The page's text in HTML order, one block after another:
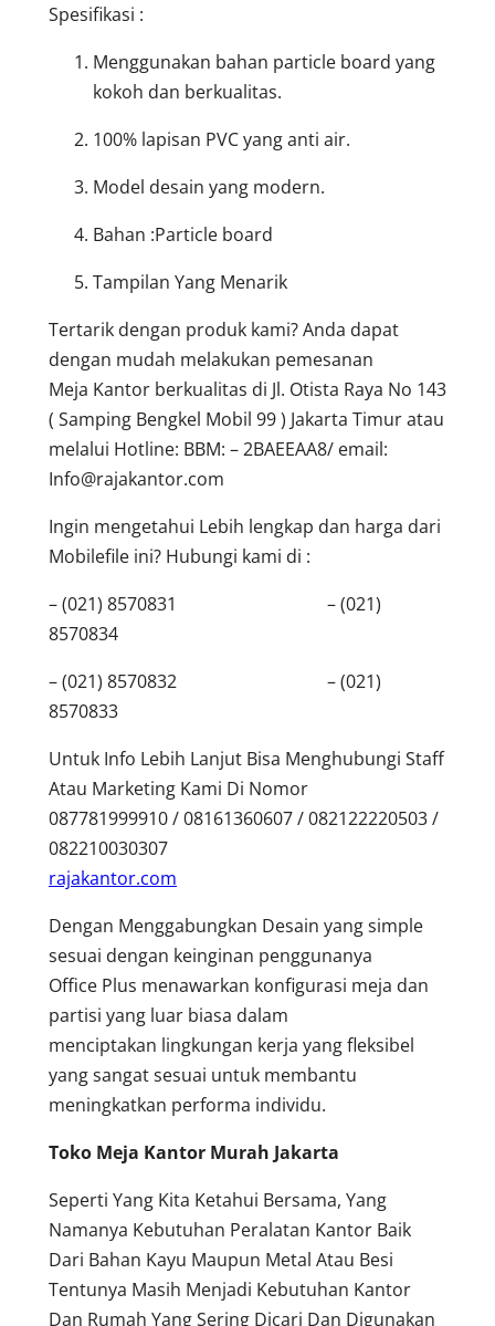
Spesifikasi :
Menggunakan bahan particle board yang
kokoh dan berkualitas.
100% lapisan PVC yang anti air.
Model desain yang modern.
Bahan :Particle board
Tampilan Yang Menarik
Tertarik dengan produk kami? Anda dapat
dengan mudah melakukan pemesanan
Meja Kantor berkualitas di Jl. Otista Raya No 143
( Samping Bengkel Mobil 99 ) Jakarta Timur atau
melalui Hotline: BBM: – 2BAEEAA8/ email:
Info@rajakantor.com
Ingin mengetahui Lebih lengkap dan harga dari
Mobilefile ini? Hubungi kami di :
– (021) 8570831 – (021)
8570834
– (021) 8570832 – (021)
8570833
Untuk Info Lebih Lanjut Bisa Menghubungi Staff
Atau Marketing Kami Di Nomor
087781999910 / 08161360607 / 082122220503 /
082210030307
rajakantor.com
Dengan Menggabungkan Desain yang simple
sesuai dengan keinginan penggunanya
Office Plus menawarkan konfigurasi meja dan
partisi yang luar biasa dalam
menciptakan lingkungan kerja yang fleksibel
yang sangat sesuai untuk membantu
meningkatkan performa individu.
Toko Meja Kantor Murah Jakarta
Seperti Yang Kita Ketahui Bersama, Yang
Namanya Kebutuhan Peralatan Kantor Baik
Dari Bahan Kayu Maupun Metal Atau Besi
Tentunya Masih Menjadi Kebutuhan Kantor
Dan Rumah Yang Sering Dicari Dan Digunakan